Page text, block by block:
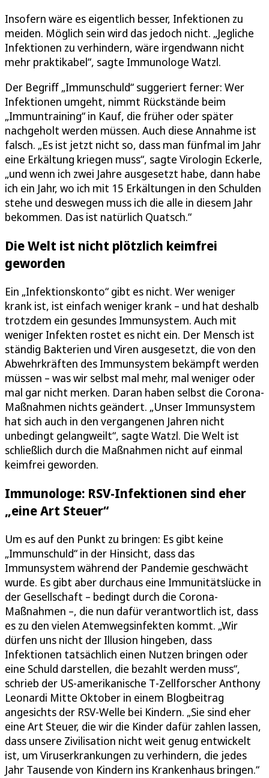
Insofern wäre es eigentlich besser, Infektionen zu
meiden. Möglich sein wird das jedoch nicht. „Jegliche
Infektionen zu verhindern, wäre irgendwann nicht
mehr praktikabel“, sagte Immunologe Watzl.
Der Begriff „Immunschuld“ suggeriert ferner: Wer
Infektionen umgeht, nimmt Rückstände beim
„Immuntraining“ in Kauf, die früher oder später
nachgeholt werden müssen. Auch diese Annahme ist
falsch. „Es ist jetzt nicht so, dass man fünfmal im Jahr
eine Erkältung kriegen muss“, sagte Virologin Eckerle,
„und wenn ich zwei Jahre ausgesetzt habe, dann habe
ich ein Jahr, wo ich mit 15 Erkältungen in den Schulden
stehe und deswegen muss ich die alle in diesem Jahr
bekommen. Das ist natürlich Quatsch.“
Die Welt ist nicht plötzlich keimfrei
geworden
Ein „Infektionskonto“ gibt es nicht. Wer weniger
krank ist, ist einfach weniger krank – und hat deshalb
trotzdem ein gesundes Immunsystem. Auch mit
weniger Infekten rostet es nicht ein. Der Mensch ist
ständig Bakterien und Viren ausgesetzt, die von den
Abwehrkräften des Immunsystem bekämpft werden
müssen – was wir selbst mal mehr, mal weniger oder
mal gar nicht merken. Daran haben selbst die Corona-
Maßnahmen nichts geändert. „Unser Immunsystem
hat sich auch in den vergangenen Jahren nicht
unbedingt gelangweilt“, sagte Watzl. Die Welt ist
schließlich durch die Maßnahmen nicht auf einmal
keimfrei geworden.
Immunologe: RSV-Infektionen sind eher
„eine Art Steuer“
Um es auf den Punkt zu bringen: Es gibt keine
„Immunschuld“ in der Hinsicht, dass das
Immunsystem während der Pandemie geschwächt
wurde. Es gibt aber durchaus eine Immunitätslücke in
der Gesellschaft – bedingt durch die Corona-
Maßnahmen –, die nun dafür verantwortlich ist, dass
es zu den vielen Atemwegsinfekten kommt. „Wir
dürfen uns nicht der Illusion hingeben, dass
Infektionen tatsächlich einen Nutzen bringen oder
eine Schuld darstellen, die bezahlt werden muss“,
schrieb der US‑amerikanische T‑Zellforscher Anthony
Leonardi Mitte Oktober in einem Blogbeitrag
angesichts der RSV-Welle bei Kindern. „Sie sind eher
eine Art Steuer, die wir die Kinder dafür zahlen lassen,
dass unsere Zivilisation nicht weit genug entwickelt
ist, um Viruserkrankungen zu verhindern, die jedes
Jahr Tausende von Kindern ins Krankenhaus bringen.“